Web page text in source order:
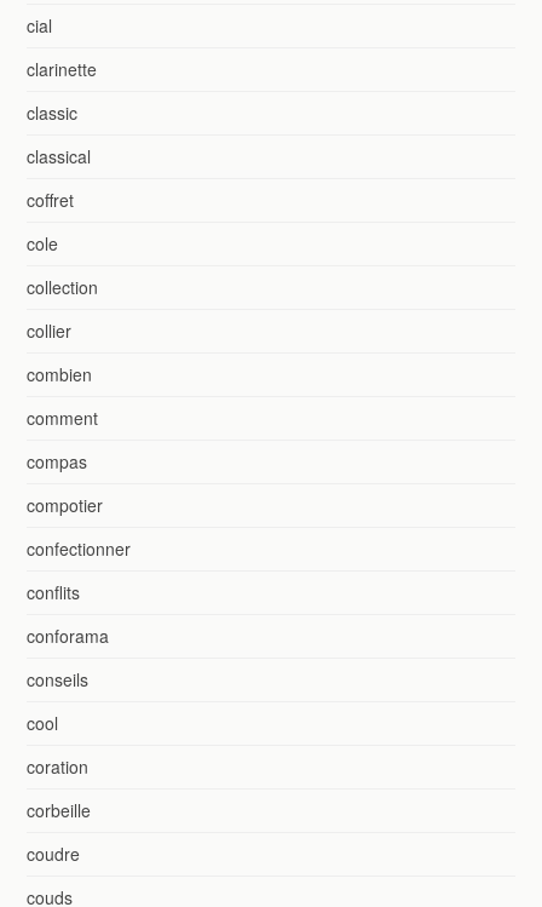
cial
clarinette
classic
classical
coffret
cole
collection
collier
combien
comment
compas
compotier
confectionner
conflits
conforama
conseils
cool
coration
corbeille
coudre
couds